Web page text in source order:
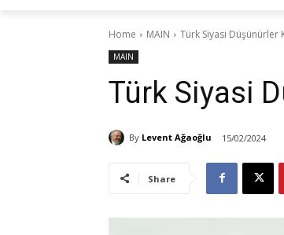
Home MAIN Türk Siyasi Düşünürler
MAIN
Türk Siyasi
By Levent Ağaoğlu 15/02/2024
Share